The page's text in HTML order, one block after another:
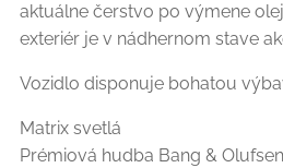
aktuálne čerstvo po výmene
exteriér je v nádhernom stave
Vozidlo disponuje bohatou
Matrix svetlá
Prémiová hudba Bang & Olufsen